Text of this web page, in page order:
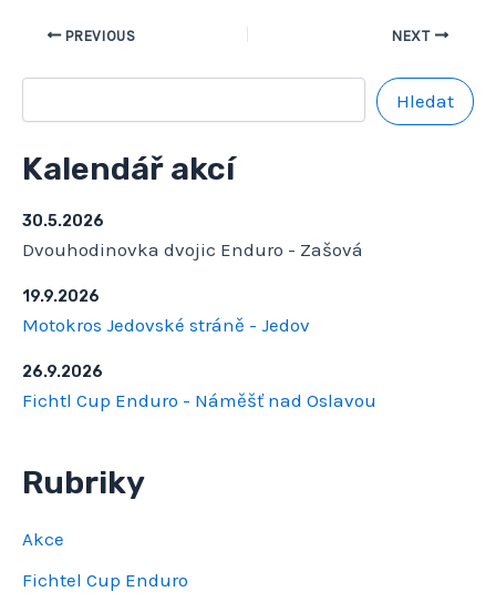
PREVIOUS NEXT
Hledat
Kalendář akcí
30.5.2026
Dvouhodinovka dvojic Enduro - Zašová
19.9.2026
Motokros Jedovské stráně - Jedov
26.9.2026
Fichtl Cup Enduro - Náměšť nad Oslavou
Rubriky
Akce
Fichtel Cup Enduro